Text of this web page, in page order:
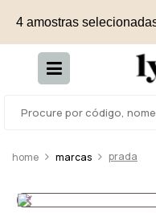
4 amostras
marcas prada